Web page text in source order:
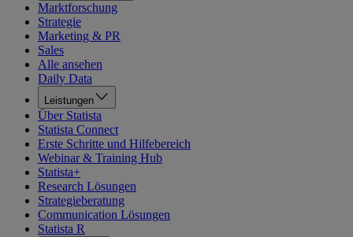
Marktforschung
Strategie
Marketing & PR
Sales
Alle ansehen
Daily Data
Leistungen
Über Statista
Statista Connect
Erste Schritte und Hilfebereich
Webinar & Training Hub
Statista+
Research Lösungen
Strategieberatung
Communication Lösungen
Statista R